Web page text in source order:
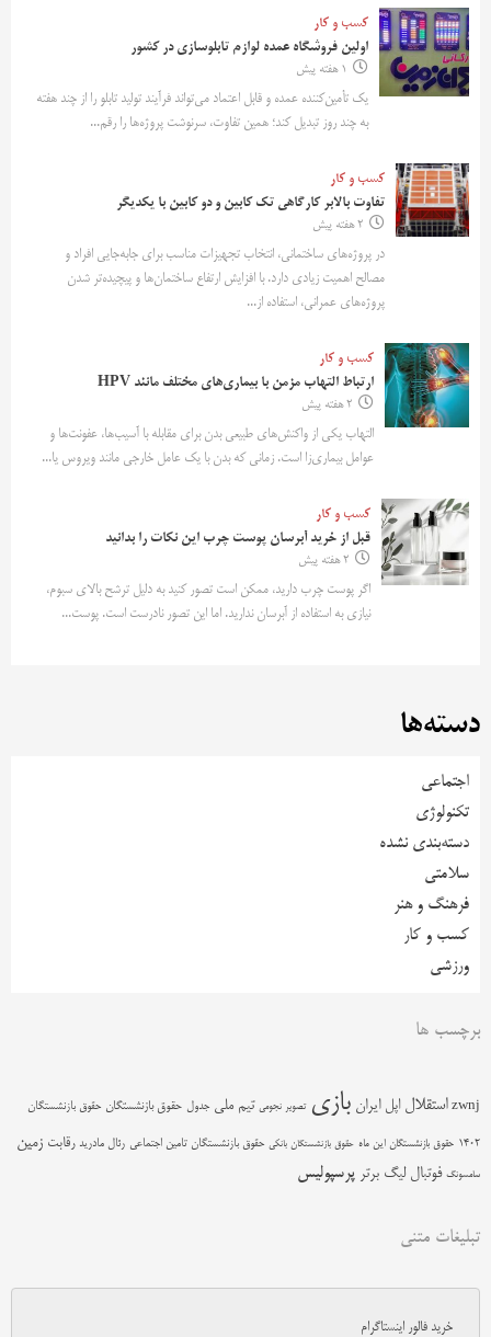
کسب و کار
اولین فروشگاه عمده لوازم تابلوسازی در کشور
1 هفته پیش
یک تأمین‌کننده عمده و قابل اعتماد می‌تواند فرآیند تولید تابلو را از چند هفته
به چند روز تبدیل کند؛ همین تفاوت، سرنوشت پروژه‌ها را رقم...
کسب و کار
تفاوت بالابر کارگاهی تک کابین و دو کابین با یکدیگر
2 هفته پیش
در پروژه‌های ساختمانی، انتخاب تجهیزات مناسب برای جابه‌جایی افراد و
مصالح اهمیت زیادی دارد. با افزایش ارتفاع ساختمان‌ها و پیچیده‌تر شدن
پروژه‌های عمرانی، استفاده از...
کسب و کار
ارتباط التهاب مزمن با بیماری‌های مختلف مانند HPV
2 هفته پیش
التهاب یکی از واکنش‌های طبیعی بدن برای مقابله با آسیب‌ها، عفونت‌ها و
عوامل بیماری‌زا است. زمانی که بدن با یک عامل خارجی مانند ویروس یا...
کسب و کار
قبل از خرید آبرسان پوست چرب این نکات را بدانید
2 هفته پیش
اگر پوست چرب دارید، ممکن است تصور کنید به دلیل ترشح بالای سبوم،
نیازی به استفاده از آبرسان ندارید. اما این تصور نادرست است. پوست...
دسته‌ها
اجتماعی
تکنولوژی
دسته‌بندی نشده
سلامتی
فرهنگ و هنر
کسب و کار
ورزشی
برچسب ها
zwnj استقلال اپل ایران بازی تصویر نجومی تیم ملی جدول حقوق بازنشستگان حقوق بازنشستگان
1402 حقوق بازنشستگان این ماه حقوق بازنشستگان بانکی حقوق بازنشستگان تامین اجتماعی رئال مادرید رقابت زمین
سامسونگ فوتبال لیگ برتر پرسپولیس
تبلیغات متنی
خرید فالور اینستاگرام